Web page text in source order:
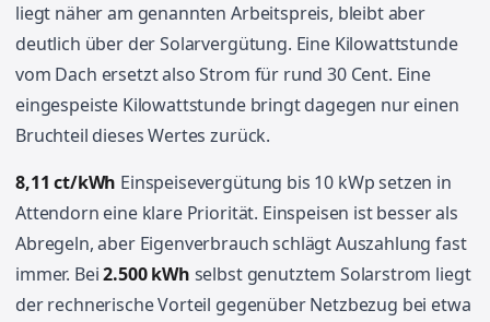
liegt näher am genannten Arbeitspreis, bleibt aber
deutlich über der Solarvergütung. Eine Kilowattstunde
vom Dach ersetzt also Strom für rund 30 Cent. Eine
eingespeiste Kilowattstunde bringt dagegen nur einen
Bruchteil dieses Wertes zurück.
8,11 ct/kWh Einspeisevergütung bis 10 kWp setzen in
Attendorn eine klare Priorität. Einspeisen ist besser als
Abregeln, aber Eigenverbrauch schlägt Auszahlung fast
immer. Bei2.500 kWh selbst genutztem Solarstrom liegt
der rechnerische Vorteil gegenüber Netzbezug bei etwa